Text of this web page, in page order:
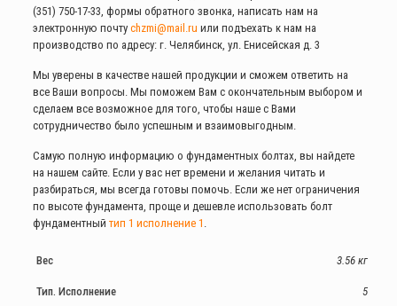
(351) 750-17-33 , формы обратного звонка, написать нам на
электронную почту chzmi@mail.ru или подъехать к нам на
производство по адресу: г. Челябинск, ул. Енисейская д. 3
Мы уверены в качестве нашей продукции и сможем ответить на
все Ваши вопросы. Мы поможем Вам с окончательным выбором и
сделаем все возможное для того, чтобы наше с Вами
сотрудничество было успешным и взаимовыгодным.
Самую полную информацию о фундаментных болтах, вы найдете
на нашем сайте. Если у вас нет времени и желания читать и
разбираться, мы всегда готовы помочь. Если же нет ограничения
по высоте фундамента, проще и дешевле использовать болт
фундаментный тип 1 исполнение 1
Вес 3.56 кг
Тип. Исполнение 5